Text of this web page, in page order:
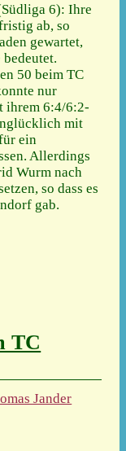
6): Ihre
ab, so
gewartet,
50 beim TC
nur
ihrem 6:4/6:2-
mit
ein
Allerdings
Wurm nach
so dass es
gab.
TC
Jander